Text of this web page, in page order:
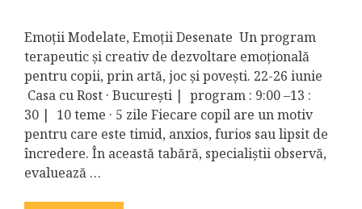
Emoții Modelate, Emoții Desenate Un program
terapeutic și creativ de dezvoltare emoțională
pentru copii, prin artă, joc și povești. 22-26 iunie
Casa cu Rost · București | program : 9:00 –13 :
30 | 10 teme · 5 zile Fiecare copil are un motiv
pentru care este timid, anxios, furios sau lipsit de
încredere. În această tabără, specialiștii observă,
evaluează …